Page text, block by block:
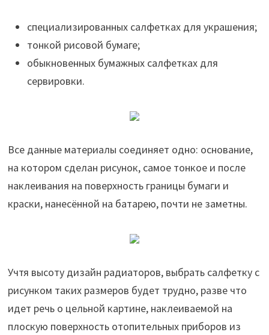
специализированных салфетках для украшения;
тонкой рисовой бумаге;
обыкновенных бумажных салфетках для
сервировки.
Все данные материалы соединяет одно: основание,
на котором сделан рисунок, самое тонкое и после
наклеивания на поверхность границы бумаги и
краски, нанесённой на батарею, почти не заметны.
Учтя высоту дизайн радиаторов, выбрать салфетку с
рисунком таких размеров будет трудно, разве что
идет речь о цельной картине, наклеиваемой на
плоскую поверхность отопительных приборов из